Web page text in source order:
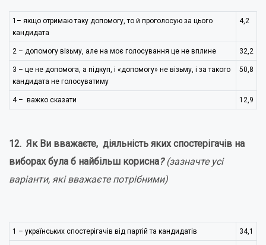
1– якщо отримаю таку допомогу, то й проголосую за цього
кандидата
4,2
2 – допомогу візьму, але на моє голосування це не вплине 32,2
3 – це не допомога, а підкуп, і «допомогу» не візьму, і за такого
кандидата не голосуватиму
50,8
4 – важко сказати 12,9
12. Як Ви вважаєте, діяльність яких спостерігачів на
виборах була б найбільш корисна?(зазначте усі
варіанти, які вважаєте потрібними)
1 – українських спостерігачів від партій та кандидатів 34,1